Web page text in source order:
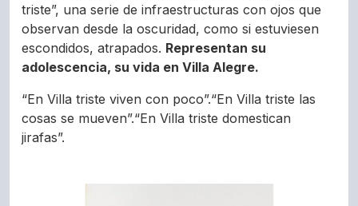
triste”, una serie de infraestructuras con ojos que
observan desde la oscuridad, como si estuviesen
escondidos, atrapados. Representan su
adolescencia, su vida en Villa Alegre.
“En Villa triste viven con poco”.“En Villa triste las
cosas se mueven”.“En Villa triste domestican
jirafas”.